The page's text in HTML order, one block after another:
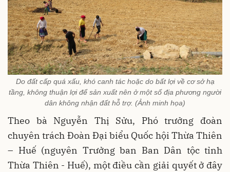
Do đất cấp quá xấu, khó canh tác hoặc do bất lợi về cơ sở hạ
tầng, không thuận lợi để sản xuất nên ở một số địa phương người
dân không nhận đất hỗ trợ. (Ảnh minh họa)
Theo bà Nguyễn Thị Sửu, Phó trưởng đoàn
chuyên trách Đoàn Đại biểu Quốc hội Thừa Thiên
– Huế (nguyên Trưởng ban Ban Dân tộc tỉnh
Thừa Thiên - Huế), một điều cần giải quyết ở đây